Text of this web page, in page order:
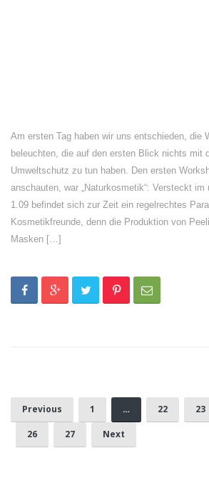
Am ersten Tag haben wir uns entschieden, die
beleuchten, die auf den ersten Blick nichts mit
Umweltschutz zu tun haben. Den ersten
anschauten, war „Naturkosmetik“: Versteckt im
1.09 befindet sich zur Zeit ein regelrechtes
Kosmetikfreunde, denn die Produktion von
Masken […]
Previous 1 … 22 23
26 27 Next